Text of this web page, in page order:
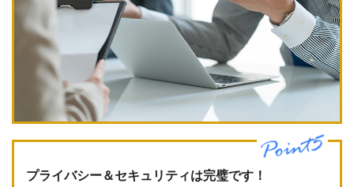
プライバシー＆セキュリティは完璧です！